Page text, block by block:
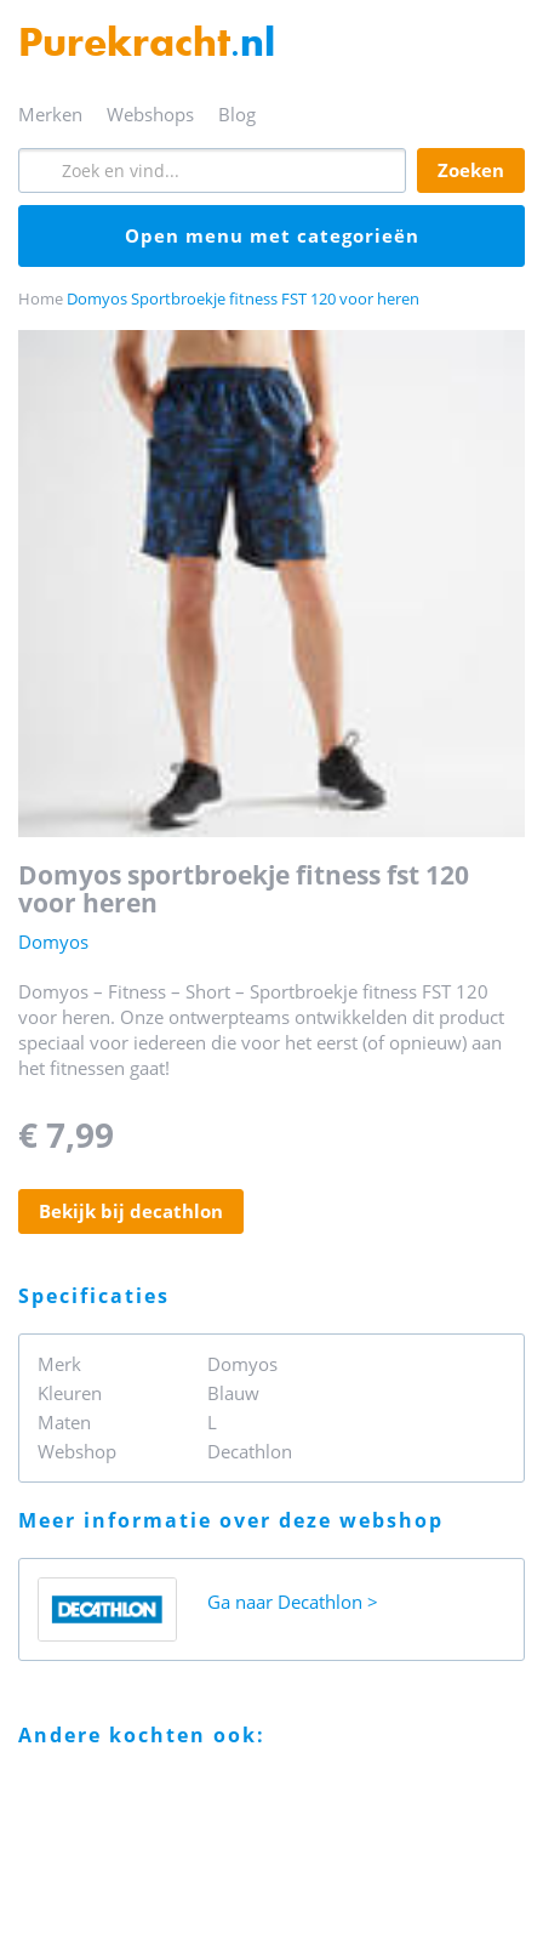
Purekracht.nl
merken webshops blog
zoeken
open menu met categorieën
Home Domyos Sportbroekje fitness FST 120 voor heren
domyos sportbroekje fitness fst 120
voor heren
Domyos
Domyos – Fitness – Short – Sportbroekje fitness FST 120
voor heren. Onze ontwerpteams ontwikkelden dit product
speciaal voor iedereen die voor het eerst (of opnieuw) aan
het fitnessen gaat!
€ 7,99
bekijk bij decathlon
specificaties
Merk
Domyos
Kleuren
Blauw
Maten
L
Webshop
Decathlon
meer informatie over deze webshop
Ga naar Decathlon
andere kochten ook: